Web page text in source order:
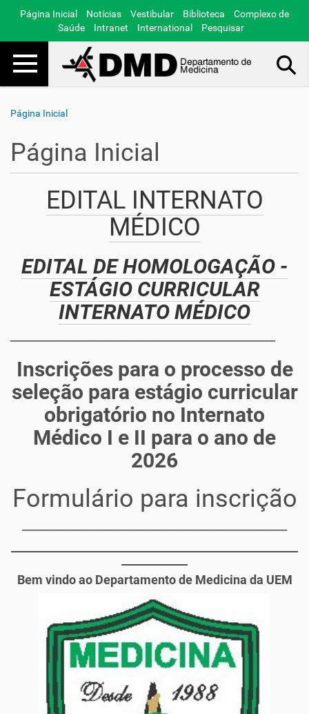
Página Inicial Notícias Vestibular Biblioteca
Complexo de
Saúde
Intranet International Pesquisar
Toggle navigation
Página Inicial
Página Inicial
EDITAL INTERNATO
MÉDICO
EDITAL DE HOMOLOGAÇÃO -
ESTÁGIO CURRICULAR
INTERNATO MÉDICO
Inscrições para o processo de
seleção para estágio curricular
obrigatório no Internato
Médico I e II para o ano de
2026
Formulário para inscrição
Bem vindo ao Departamento de Medicina da UEM